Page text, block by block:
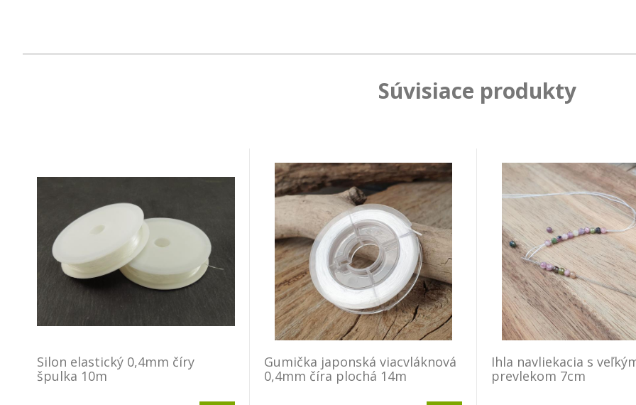
Súvisiace produkty
Silon elastický 0,4mm číry
špulka 10m
Gumička japonská viacvláknová
0,4mm číra plochá 14m
Ihla navliekacia s
prevlekom 7cm